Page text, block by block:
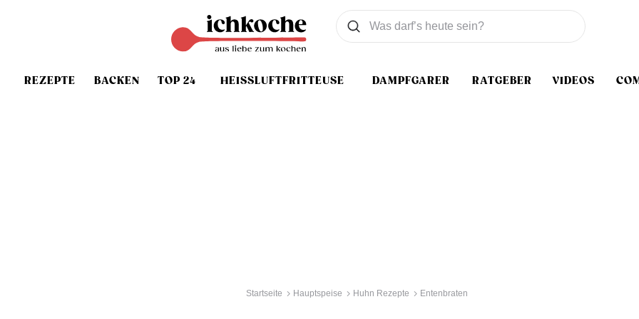
REZEPTE BACKEN TOP 24 HEISSLUFTFRITTEUSE DAMPFGARER RATGEBER VIDEOS
Was wollen Sie suchen
Suchen
Startseite Hauptspeise Huhn Rezepte Entenbraten